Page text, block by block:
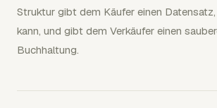
Struktur gibt dem Käufer einen
kann, und gibt dem Verkäufer einen
Buchhaltung.